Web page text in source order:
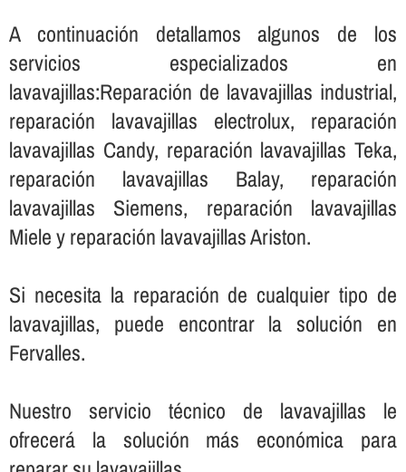
A continuación detallamos algunos de los
servicios especializados en
lavavajillas:Reparación de lavavajillas industrial,
reparación lavavajillas electrolux, reparación
lavavajillas Candy, reparación lavavajillas Teka,
reparación lavavajillas Balay, reparación
lavavajillas Siemens, reparación lavavajillas
Miele y reparación lavavajillas Ariston.
Si necesita la reparación de cualquier tipo de
lavavajillas, puede encontrar la solución en
Fervalles.
Nuestro servicio técnico de lavavajillas le
ofrecerá la solución más económica para